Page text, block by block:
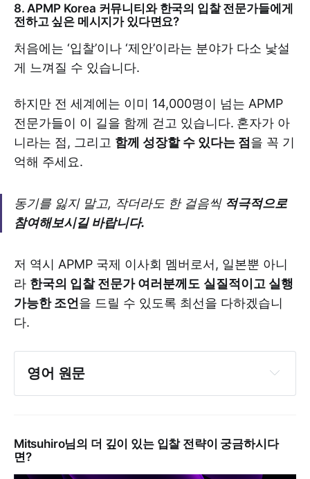
8. APMP Korea 커뮤니티와 한국의 입찰 전문가들에게
전하고 싶은 메시지가 있다면요?
처음에는 ‘입찰’이나 ‘제안’이라는 분야가 다소 낯설
게 느껴질 수 있습니다.
하지만 전 세계에는 이미 14,000명이 넘는 APMP
전문가들이 이 길을 함께 걷고 있습니다. 혼자가 아
니라는 점, 그리고 함께 성장할 수 있다는 점 을 꼭 기
억해 주세요.
동기를 잃지 말고, 작더라도 한 걸음씩 적극적으로
참여해보시길 바랍니다.
저 역시 APMP 국제 이사회 멤버로서, 일본뿐 아니
라 한국의 입찰 전문가 여러분께도 실질적이고 실행
가능한 조언을 드릴 수 있도록 최선을 다하겠습니
다.
영어 원문
Mitsuhiro님의 더 깊이 있는 입찰 전략이 궁금하시다
면?